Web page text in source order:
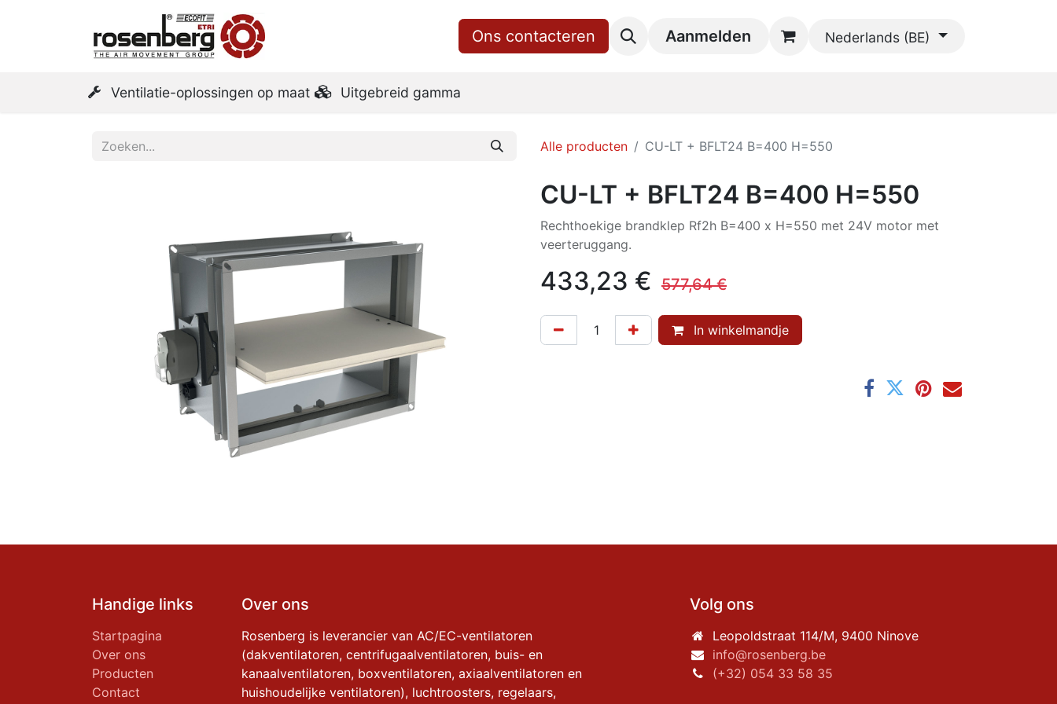
Over ons RoVent10 Online Downloads Contact
Ons contacteren Aanmelden Nederlands (BE)
Ventilatie-oplossingen op maat Uitgebreid gamma
Alle producten CU-LT + BFLT24 B=400 H=550
CU-LT + BFLT24 B=400 H=550
Rechthoekige brandklep Rf2h B=400 x H=550 met 24V motor met
veerteruggang.
433,23 € 577,64€
In winkelmandje
Handige links
Startpagina
Over ons
Producten
Contact
Over ons
Rosenberg is leverancier van AC/EC-ventilatoren
(dakventilatoren, centrifugaalventilatoren, buis- en
kanaalventilatoren, boxventilatoren, axiaalventilatoren en
huishoudelijke ventilatoren), luchtroosters, regelaars,
Volg ons
Leopoldstraat 114/M, 9400 Ninove
info@rosenberg.be
(+32) 054 33 58 35